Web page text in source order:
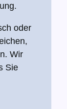
oder
Wir
Sie